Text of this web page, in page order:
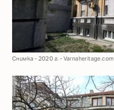
Снимка - 2020 г. - Varnaheritage.com